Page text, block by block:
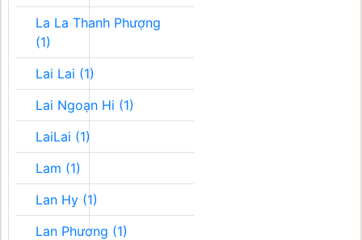
La La Thanh Phượng
(1)
Lai Lai (1)
Lai Ngoạn Hi (1)
LaiLai (1)
Lam (1)
Lan Hy (1)
Lan Phương (1)